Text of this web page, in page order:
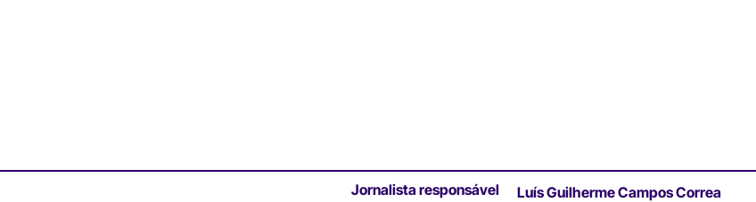
Jornalista responsável
Luís Guilherme Campos Correa